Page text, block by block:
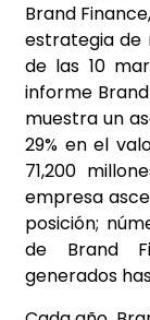
Brand
estrategia de
de las 10
informe
muestra un
29% en el
71,200
empresa
posición;
de Brand
generados